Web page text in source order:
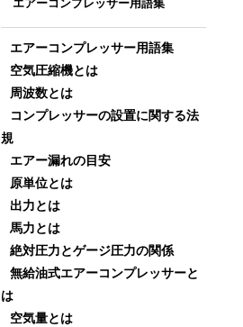
エアーコンプレッサー用語集
エアーコンプレッサー用語集
空気圧縮機とは
周波数とは
コンプレッサーの設置に関する法
規
エアー漏れの目安
原単位とは
出力とは
馬力とは
絶対圧力とゲージ圧力の関係
無給油式エアーコンプレッサーと
は
空気量とは